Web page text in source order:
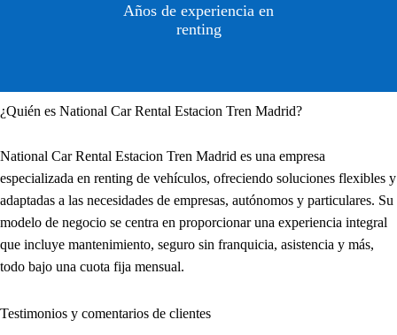
Años de experiencia en
renting
¿Quién es National Car Rental Estacion Tren Madrid?
National Car Rental Estacion Tren Madrid es una empresa
especializada en renting de vehículos, ofreciendo soluciones flexibles y
adaptadas a las necesidades de empresas, autónomos y particulares. Su
modelo de negocio se centra en proporcionar una experiencia integral
que incluye mantenimiento, seguro sin franquicia, asistencia y más,
todo bajo una cuota fija mensual.
Testimonios y comentarios de clientes